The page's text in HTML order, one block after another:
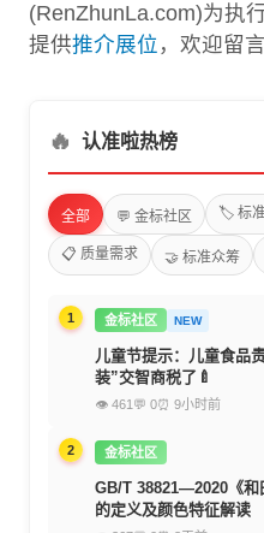
(RenZhunLa.com)为执
提供推介展位 ，欢迎留
🔥 认准啦热榜
全部 💬 金标社区 🏷️ 标
📋 质量需求 🤝 标准众筹
1 金标社区 NEW
儿童节提示：儿童食品
装”交智商税了🍼
👁 461 💬 0⏰ 9小时前
2 金标社区
GB/T 38821—2020《
的定义及颜色特征解读